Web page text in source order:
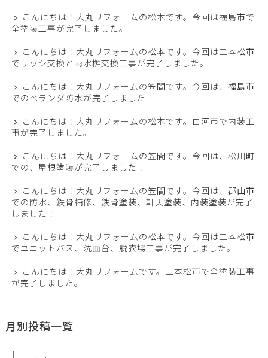
こんにちは！大丸リフォームの松本です。今回は福島市で
全塗装工事が完了しました。
こんにちは！大丸リフォームの松本です。今回は二本松市
でサッシ交換と雨水桝交換工事が完了しました。
こんにちは！大丸リフォームの笠間です。今回は、福島市
でのベランダ防水が完了しました！
こんにちは！大丸リフォームの松本です。白河市で内装工
事が完了しました。
こんにちは！大丸リフォームの笠間です。今回は、松川町
での、屋根塗装が完了しました！
こんにちは！大丸リフォームの笠間です。今回は、郡山市
での防水、鉄骨補修、鉄骨塗装、軒天塗装、内装塗装が完了
しました！
こんにちは！大丸リフォームの松本です。今回は二本松市
でユニットバス、洗面台、脱衣場工事が完了しました。
こんにちは！大丸リフォームです。二本松市で全塗装工事
が完了しました。
月別投稿一覧